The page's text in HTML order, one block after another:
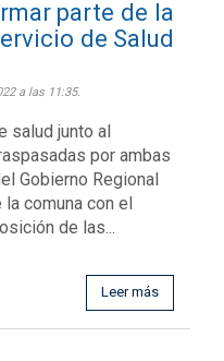
parte de la
de Salud
a las 11:35.
salud junto al
por ambas
Gobierno Regional
comuna con el
de las...
Leer más